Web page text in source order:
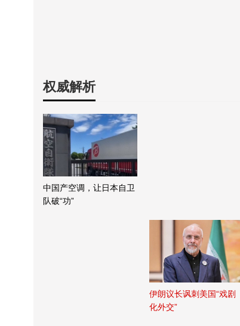
权威解析
中国产空调，让日本自卫
队破“功”
伊朗议长讽刺美国“戏剧
化外交”